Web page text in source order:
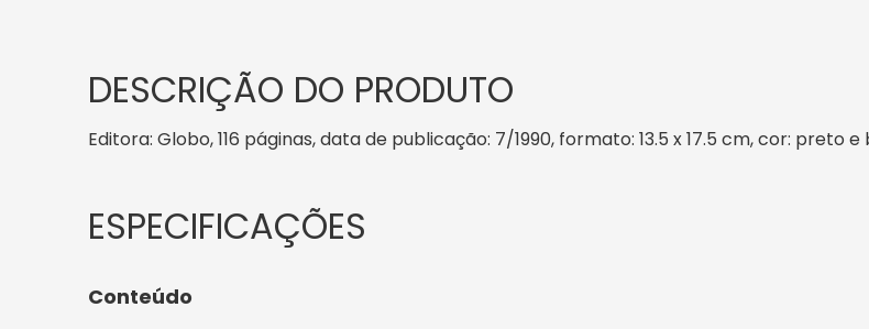
DESCRIÇÃO DO PRODUTO
Editora: Globo, 116 páginas, data de publicação: 7/1990, formato: 13.5 x 17.5 cm, cor: preto
Conteúdo